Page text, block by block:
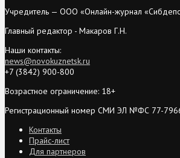
Учредитель — ООО «Онлайн-журнал
Главный редактор - Макаров Г.Н.
Наши контакты:
news@novokuznetsk.ru
+7 (3842) 900-800
Возрастное ограничение: 18+
Регистрационный номер СМИ ЭЛ №ФС 77-
Контакты
Прайс-лист
Для партнеров